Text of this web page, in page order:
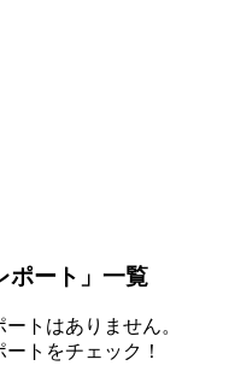
ポート」 一覧
トはありません。
トをチェック！